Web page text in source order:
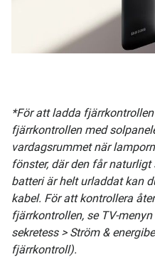
*För att ladda
fjärrkontrollen med
vardagsrummet när
fönster, där den får
batteri är helt urladdat kan
kabel. För att kontrollera
fjärrkontrollen, se TV-
sekretess > Ström &
fjärrkontroll).